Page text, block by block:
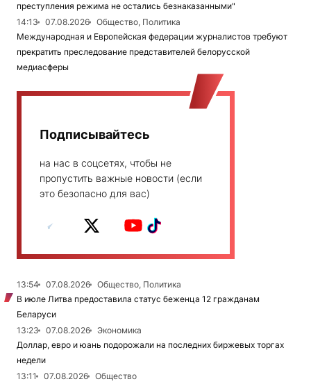
преступления режима не остались безнаказанными"
14:13
07.08.2026
Общество, Политика
Международная и Европейская федерации журналистов требуют
прекратить преследование представителей белорусской
медиасферы
Подписывайтесь
на нас в соцсетях, чтобы не
пропустить важные новости (если
это безопасно для вас)
13:54 07.08.2026
Общество, Политика
В июле Литва предоставила статус беженца 12 гражданам
Беларуси
13:23
07.08.2026
Экономика
Доллар, евро и юань подорожали на последних биржевых торгах
недели
13:11
07.08.2026
Общество